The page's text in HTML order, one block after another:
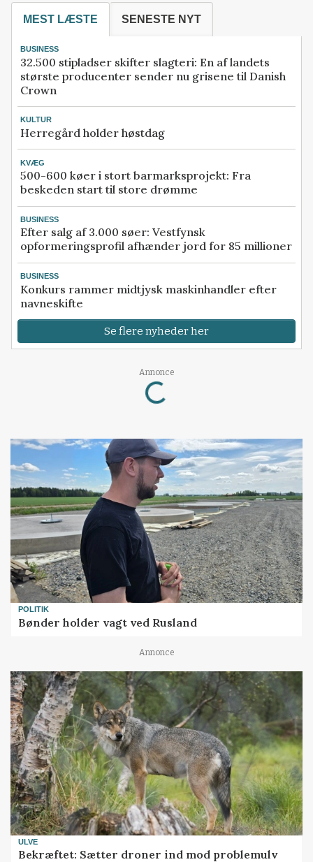
MEST LÆSTE SENESTE NYT
BUSINESS
32.500 stipladser skifter slagteri: En af landets
største producenter sender nu grisene til Danish
Crown
KULTUR
Herregård holder høstdag
KVÆG
500-600 køer i stort barmarksprojekt: Fra
beskeden start til store drømme
BUSINESS
Efter salg af 3.000 søer: Vestfynsk
opformeringsprofil afhænder jord for 85 millioner
BUSINESS
Konkurs rammer midtjysk maskinhandler efter
navneskifte
Se flere nyheder her
Annonce
Loading...
POLITIK
Bønder holder vagt ved Rusland
Annonce
ULVE
Bekræftet: Sætter droner ind mod problemulv